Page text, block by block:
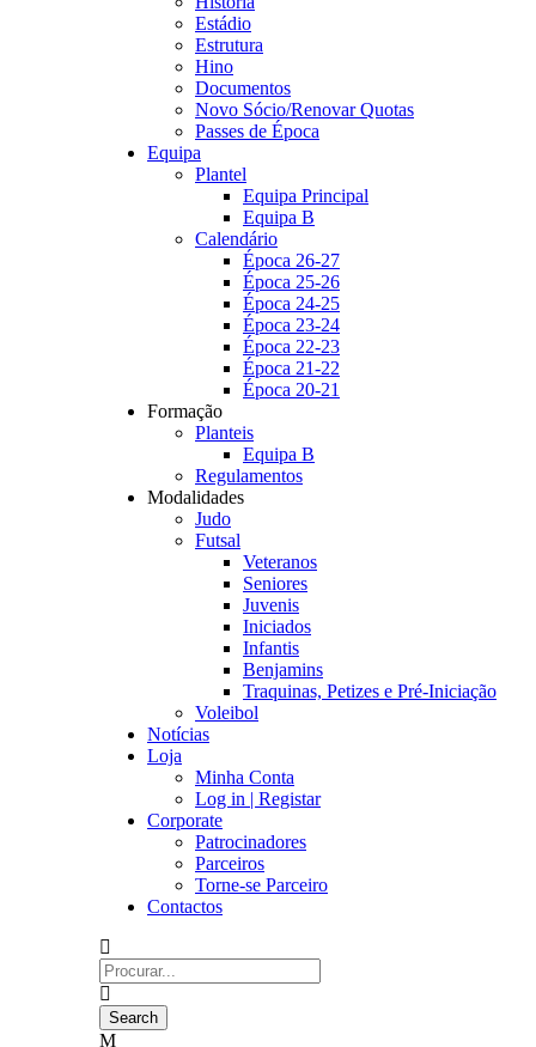
Estádio
Estrutura
Hino
Documentos
Novo Sócio/Renovar Quotas
Passes de Época
Equipa
Plantel
Equipa Principal
Equipa B
Calendário
Época 26-27
Época 25-26
Época 24-25
Época 23-24
Época 22-23
Época 21-22
Época 20-21
Formação
Planteis
Equipa B
Regulamentos
Modalidades
Judo
Futsal
Veteranos
Seniores
Juvenis
Iniciados
Infantis
Benjamins
Traquinas, Petizes e Pré-Iniciação
Voleibol
Notícias
Loja
Minha Conta
Log in | Registar
Corporate
Patrocinadores
Parceiros
Torne-se Parceiro
Contactos